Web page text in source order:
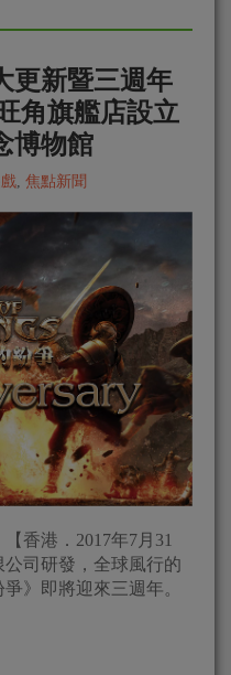
更新暨三週年
角旗艦店設立
博物館
, 焦點新聞
香港．2017年7月31
司研發，全球風行的
》即將迎來三週年。